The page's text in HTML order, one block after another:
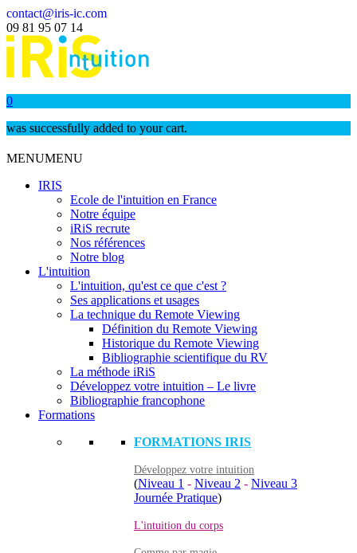
contact@iris-ic.com
09 81 95 07 14
0
was successfully added to your cart.
MENUMENU
IRIS
Ecole de l'intuition en France
Notre équipe
iRiS recrute
Nos références
Notre blog
L'intuition
L'intuition, qu'est ce que c'est ?
Ses applications et usages
La technique du Remote Viewing
Définition du Remote Viewing
Historique du Remote Viewing
Bibliographie scientifique du RV
La méthode iRiS
Développez votre intuition – Le livre
Bibliographie francophone
Formations
FORMATIONS IRIS
Développez votre intuition
(Niveau 1 - Niveau 2 - Niveau 3
Journée Pratique)
L'intuition du corps